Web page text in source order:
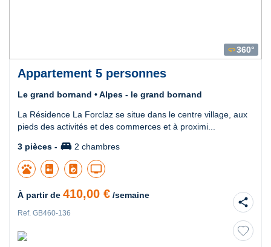
360360°
Appartement 5 personnes
Le grand bornand • Alpes - le grand bornand
La Résidence La Forclaz se situe dans le centre village, aux
pieds des activités et des commerces et à proximi...
3 pièces - king_bed 2 chambres
pets local_laundry_service tv
À partir de 410,00 € /semaine
Ref. GB460-136
share